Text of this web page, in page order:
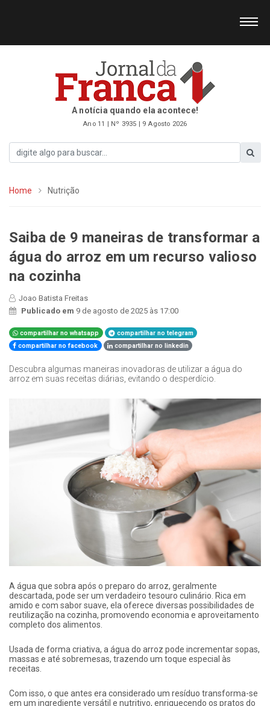
A notícia quando ela acontece!
Ano 11 | Nº 3935 | 9 Agosto 2026
Home Nutrição
Saiba de 9 maneiras de transformar a
água do arroz em um recurso valioso
na cozinha
Joao Batista Freitas
Publicado em 9 de agosto de 2025 às 17:00
compartilhar no whatsapp
compartilhar no telegram
compartilhar no facebook
compartilhar no linkedin
Descubra algumas maneiras inovadoras de utilizar a água do
arroz em suas receitas diárias, evitando o desperdício.
A água que sobra após o preparo do arroz, geralmente
descartada, pode ser um verdadeiro tesouro culinário. Rica em
amido e com sabor suave, ela oferece diversas possibilidades de
reutilização na cozinha, promovendo economia e aproveitamento
completo dos alimentos.
Usada de forma criativa, a água do arroz pode incrementar sopas,
massas e até sobremesas, trazendo um toque especial às
receitas.
Com isso, o que antes era considerado um resíduo transforma-se
em um ingrediente versátil e nutritivo, enriquecendo os pratos do